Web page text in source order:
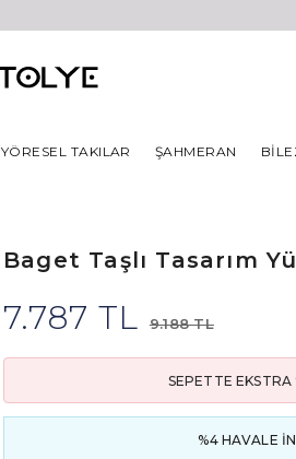
YÖRESEL TAKILAR ŞAHMERAN
Baget Taşlı Tasarım
7.787 TL 9.188 TL
SEPETTE EKSTRA
%4 HAVALE